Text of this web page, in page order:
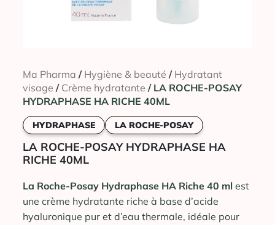
Ma Pharma / Hygiène & beauté / Hydratant
visage / Crème hydratante / LA ROCHE-POSAY
HYDRAPHASE HA RICHE 40ML
HYDRAPHASE LA ROCHE-POSAY
LA ROCHE-POSAY HYDRAPHASE HA
RICHE 40ML
La Roche-Posay Hydraphase HA Riche 40 ml est
une crème hydratante riche à base d’acide
hyaluronique pur et d’eau thermale, idéale pour